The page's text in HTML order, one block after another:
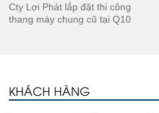
Cty Lợi Phát lắp đặt thi công
thang máy chung cũ tại Q10
KHÁCH HÀNG